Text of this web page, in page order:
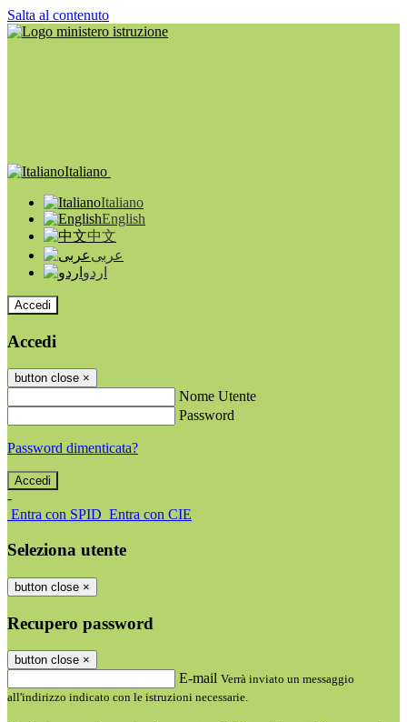
Salta al contenuto
Italiano
Italiano
English
中文
عربى
اردو
Accedi
Accedi
button close ×
Nome Utente
Password
Password dimenticata?
-
Entra con SPID Entra con CIE
Seleziona utente
button close ×
Recupero password
button close ×
E-mail Verrà inviato un messaggio
all'indirizzo indicato con le istruzioni necessarie.